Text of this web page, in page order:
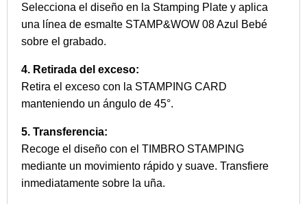
Selecciona el diseño en la Stamping Plate y aplica
una línea de esmalte STAMP&WOW 08 Azul Bebé
sobre el grabado.
4. Retirada del exceso:
Retira el exceso con la STAMPING CARD
manteniendo un ángulo de 45°.
5. Transferencia:
Recoge el diseño con el TIMBRO STAMPING
mediante un movimiento rápido y suave. Transfiere
inmediatamente sobre la uña.